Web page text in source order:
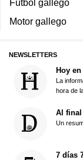
Fútbol gallego
Motor gallego
NEWSLETTERS
Hoy en
La
hora de
Al
Un
7 días